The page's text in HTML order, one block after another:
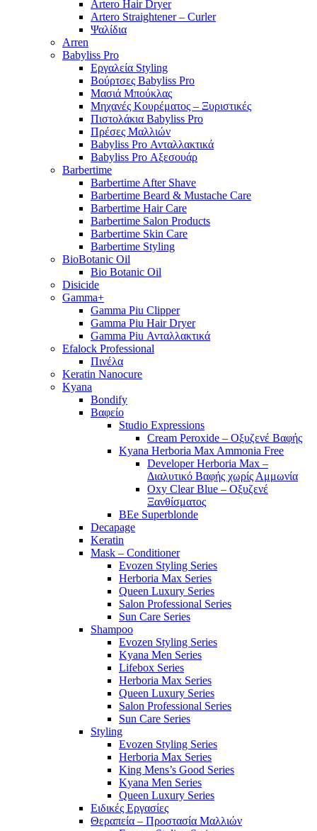
Artero Hair Dryer
Artero Straightener – Curler
Ψαλίδια
Arren
Babyliss Pro
Εργαλεία Styling
Βούρτσες Babyliss Pro
Μασιά Μπούκλας
Μηχανές Κουρέματος – Ξυριστικές
Πιστολάκια Babyliss Pro
Πρέσες Μαλλιών
Babyliss Pro Ανταλλακτικά
Babyliss Pro Αξεσουάρ
Barbertime
Barbertime After Shave
Barbertime Beard & Mustache Care
Barbertime Hair Care
Barbertime Salon Products
Barbertime Skin Care
Barbertime Styling
BioBotanic Oil
Bio Botanic Oil
Disicide
Gamma+
Gamma Piu Clipper
Gamma Piu Hair Dryer
Gamma Piu Ανταλλακτικά
Efalock Professional
Πινέλα
Keratin Nanocure
Kyana
Bondify
Βαφείο
Studio Expressions
Cream Peroxide – Οξυζενέ Βαφής
Kyana Herboria Max Ammonia Free
Developer Herboria Max –
Διαλυτικό Βαφής χωρίς Αμμωνία
Oxy Clear Blue – Οξυζενέ
Ξανθίσματος
BEe Superblonde
Decapage
Keratin
Mask – Conditioner
Evozen Styling Series
Herboria Max Series
Queen Luxury Series
Salon Professional Series
Sun Care Series
Shampoo
Evozen Styling Series
Kyana Men Series
Lifebox Series
Herboria Max Series
Queen Luxury Series
Salon Professional Series
Sun Care Series
Styling
Evozen Styling Series
Herboria Max Series
King Mens’s Good Series
Kyana Men Series
Queen Luxury Series
Ειδικές Εργασίες
Θεραπεία – Προστασία Μαλλιών